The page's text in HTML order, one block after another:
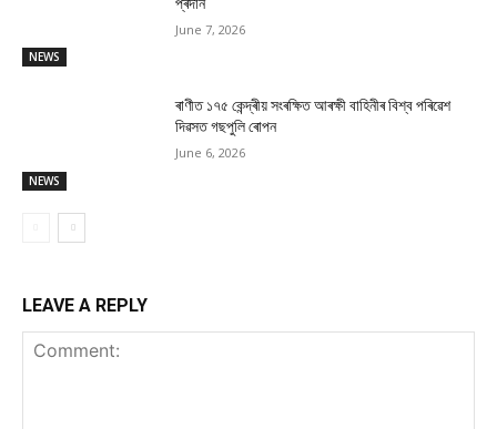
NEWS
June 7, 2026
NEWS
ৰাণীত ১৭৫ কেন্দ্ৰীয় সংৰক্ষিত আৰক্ষী বাহিনীৰ বিশ্ব পৰিৱেশ
দিৱসত গছপুলি ৰোপন
June 6, 2026
LEAVE A REPLY